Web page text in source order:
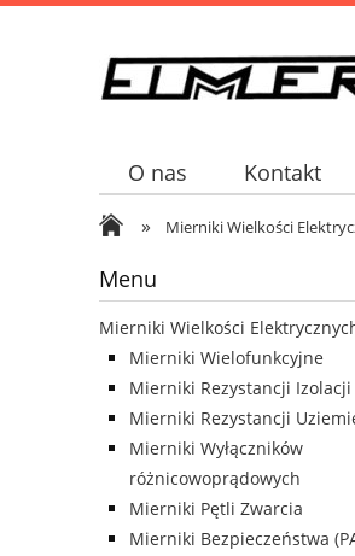
O nas Kontakt
» Mierniki Wielkości
Menu
Mierniki Wielkości
Mierniki Wielofunkcyjne
Mierniki Rezystancji Izolacji
Mierniki Rezystancji
Mierniki Wyłączników
różnicowoprądowych
Mierniki Pętli Zwarcia
Mierniki Bezpieczeństwa